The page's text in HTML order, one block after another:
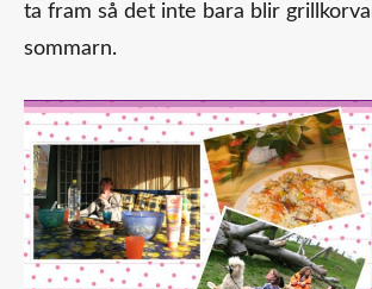
ta fram så det inte bara blir
sommarn.